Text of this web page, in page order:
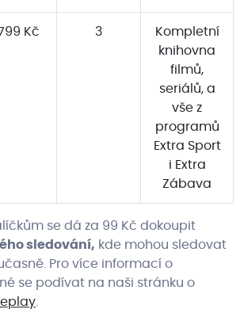
Kč 3
Kompletní
knihovna
filmů,
seriálů, a
vše z
programů
Extra Sport
i Extra
Zábava
se dá za 99 Kč dokoupit
sledování, kde mohou sledovat
Pro více informací o
se podívat na naši stránku o